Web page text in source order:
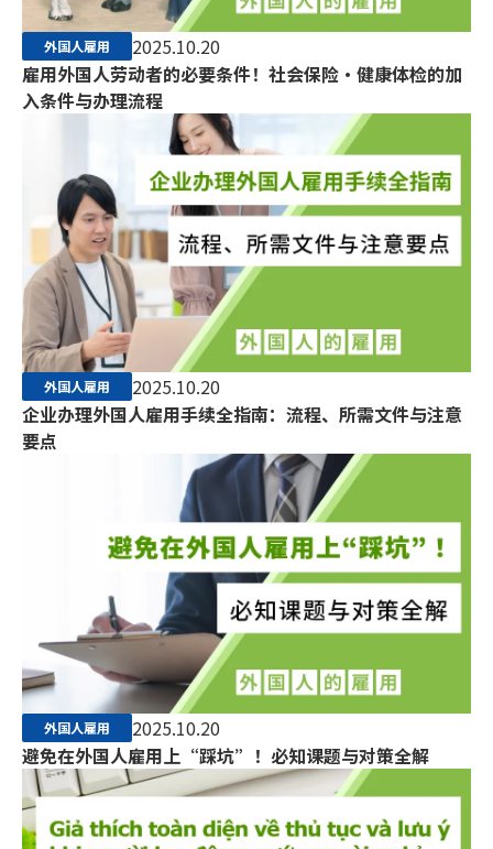
外国人雇用
2025.10.20
雇用外国人劳动者的必要条件！社会保险・健康体检的加
入条件与办理流程
外国人雇用
2025.10.20
企业办理外国人雇用手续全指南：流程、所需文件与注意
要点
外国人雇用
2025.10.20
避免在外国人雇用上“踩坑”！必知课题与对策全解